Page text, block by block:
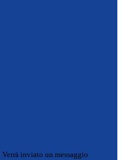
Verrà inviato un messaggio